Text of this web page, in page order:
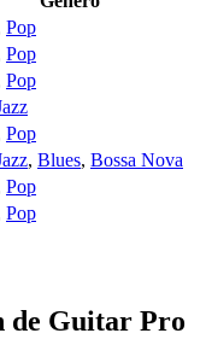
Pop
Pop
Pop
Pop
, Blues, Bossa Nova
Pop
Pop
de Guitar Pro